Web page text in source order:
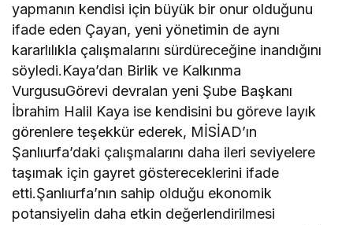
yapmanın kendisi için büyük bir onur olduğunu
ifade eden Çayan, yeni yönetimin de aynı
kararlılıkla çalışmalarını sürdüreceğine inandığını
söyledi.Kaya’dan Birlik ve Kalkınma
VurgusuGörevi devralan yeni Şube Başkanı
İbrahim Halil Kaya ise kendisini bu göreve layık
görenlere teşekkür ederek, MİSİAD’ın
Şanlıurfa’daki çalışmalarını daha ileri seviyelere
taşımak için gayret göstereceklerini ifade
etti.Şanlıurfa’nın sahip olduğu ekonomik
potansiyelin daha etkin değerlendirilmesi